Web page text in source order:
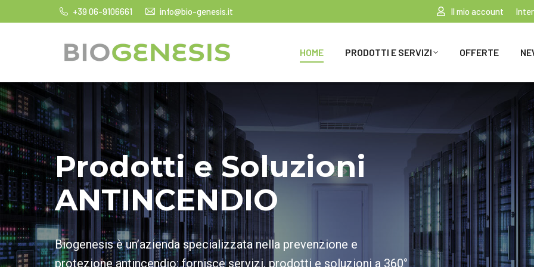
+39 06-9106661 info@bio-genesis.it Il mio account
HOME PRODOTTI E SERVIZI OFFERTE
Prodotti e Soluzioni
ANTINCENDIO
Biogenesis è un’azienda specializzata nella prevenzione e
protezione antincendio: fornisce servizi, prodotti e soluzioni a 360°